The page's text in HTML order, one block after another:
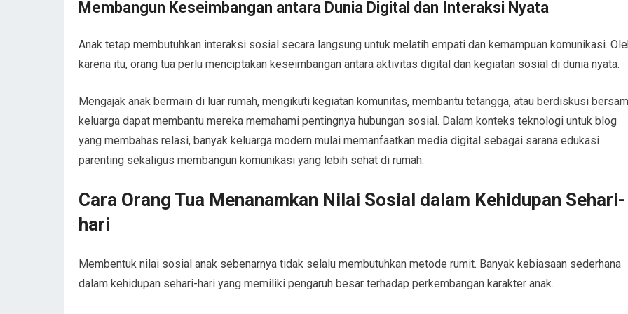
Membangun Keseimbangan antara Dunia Digital dan Interaksi Nyata
Anak tetap membutuhkan interaksi sosial secara langsung untuk melatih empati dan kemampuan komunikasi.
karena itu, orang tua perlu menciptakan keseimbangan antara aktivitas digital dan kegiatan sosial di dunia nyata.
Mengajak anak bermain di luar rumah, mengikuti kegiatan komunitas, membantu tetangga, atau berdiskusi
keluarga dapat membantu mereka memahami pentingnya hubungan sosial. Dalam konteks teknologi untuk blog
yang membahas relasi, banyak keluarga modern mulai memanfaatkan media digital sebagai sarana edukasi
parenting sekaligus membangun komunikasi yang lebih sehat di rumah.
Cara Orang Tua Menanamkan Nilai Sosial dalam Kehidupan Sehari-
hari
Membentuk nilai sosial anak sebenarnya tidak selalu membutuhkan metode rumit. Banyak kebiasaan sederhana
dalam kehidupan sehari-hari yang memiliki pengaruh besar terhadap perkembangan karakter anak.